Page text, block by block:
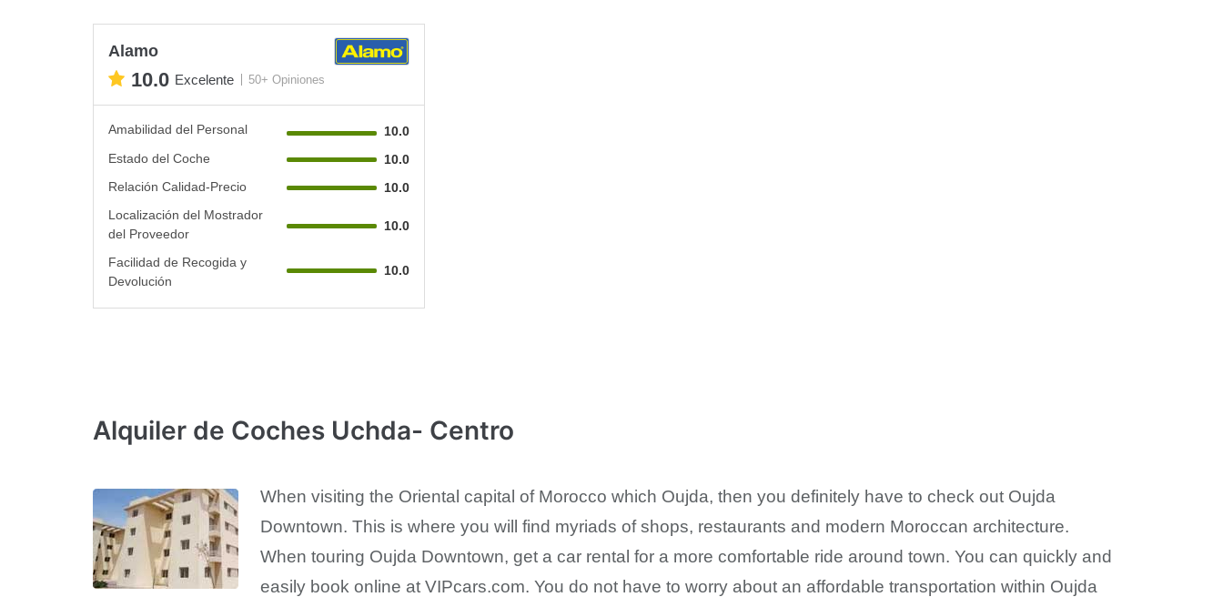
Alamo
10.0 Excelente 50+ Opiniones
Amabilidad del Personal
10.0
Estado del Coche
10.0
Relación Calidad-Precio
10.0
Localización del Mostrador
del Proveedor
10.0
Facilidad de Recogida y
Devolución
10.0
Alquiler de Coches Uchda- Centro
When visiting the Oriental capital of Morocco which Oujda, then you definitely have to check out Oujda
Downtown. This is where you will find myriads of shops, restaurants and modern Moroccan architecture.
When touring Oujda Downtown, get a car rental for a more comfortable ride around town. You can quickly and
easily book online at VIPcars.com. You do not have to worry about an affordable transportation within Oujda